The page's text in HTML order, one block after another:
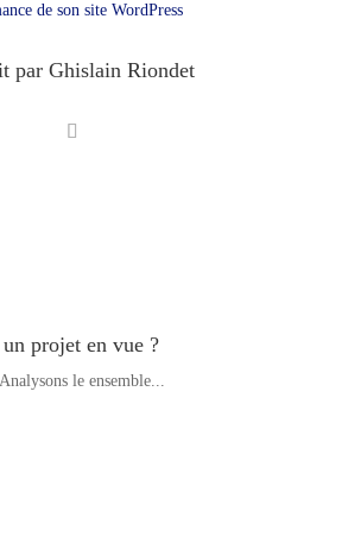
de son site WordPress
par Ghislain Riondet
un projet en vue ?
Analysons le ensemble...